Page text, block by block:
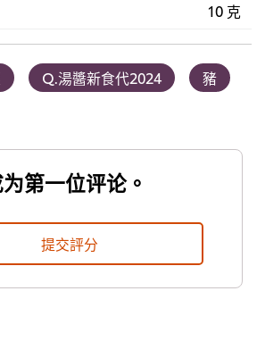
10 克
Q.湯醬新食代2024 豬
第一位评论。
提交評分